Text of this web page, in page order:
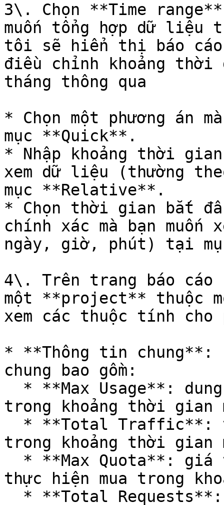
3\. Chọn **Time
muốn tổng hợp dữ liệu
tôi sẽ hiển thị báo
điều chỉnh khoảng
tháng thông qua
* Chọn một phương án
mục **Quick**.
* Nhập khoảng thời gian
xem dữ liệu (thường
mục **Relative**.
* Chọn thời gian bắt
chính xác mà bạn muốn
ngày, giờ, phút) tại
4\. Trên trang báo
một **project** thuộc
xem các thuộc tính cho
* **Thông tin chung**:
chung bao gồm:
trong khoảng thời gian
trong khoảng thời gian
thực hiện mua trong